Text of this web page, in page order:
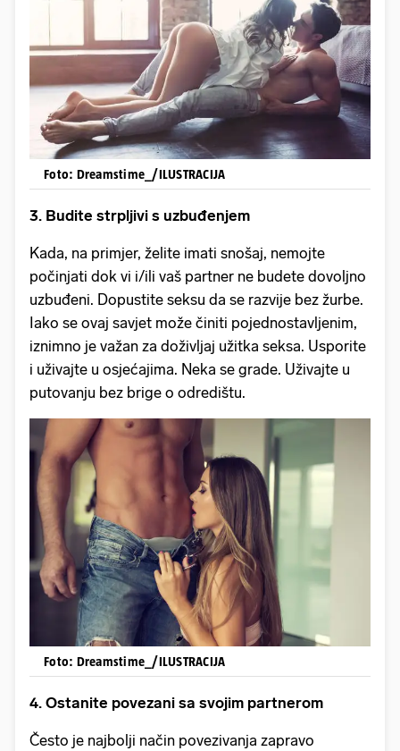
Foto: Dreamstime_/ILUSTRACIJA
3. Budite strpljivi s uzbuđenjem
Kada, na primjer, želite imati snošaj, nemojte
počinjati dok vi i/ili vaš partner ne budete dovoljno
uzbuđeni. Dopustite seksu da se razvije bez žurbe.
Iako se ovaj savjet može činiti pojednostavljenim,
iznimno je važan za doživljaj užitka seksa. Usporite
i uživajte u osjećajima. Neka se grade. Uživajte u
putovanju bez brige o odredištu.
Foto: Dreamstime_/ILUSTRACIJA
4. Ostanite povezani sa svojim partnerom
Često je najbolji način povezivanja zapravo